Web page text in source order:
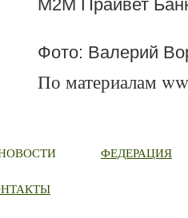
М2М Прайвет
Фото: Валерий
По материалам
ФЕДЕРАЦИЯ